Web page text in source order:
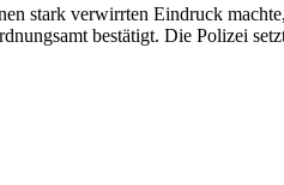
stark verwirrten Eindruck
bestätigt. Die Polizei